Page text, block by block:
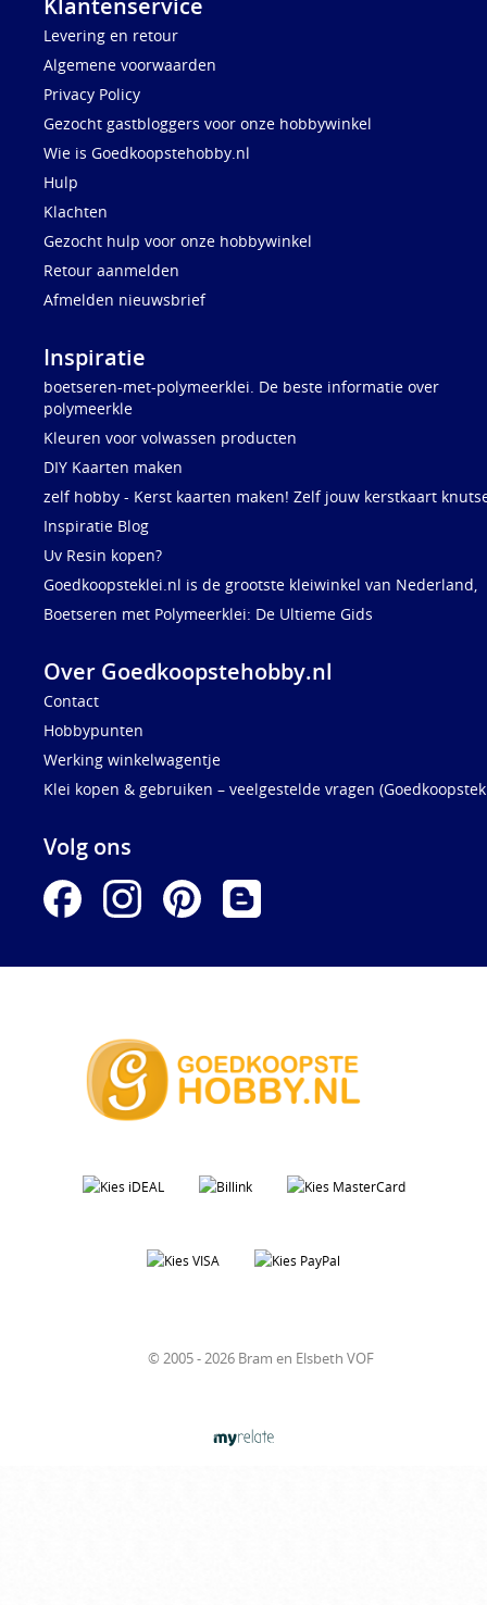
Klantenservice
Levering en retour
Algemene voorwaarden
Privacy Policy
Gezocht gastbloggers voor onze hobbywinkel
Wie is Goedkoopstehobby.nl
Hulp
Klachten
Gezocht hulp voor onze hobbywinkel
Retour aanmelden
Afmelden nieuwsbrief
Inspiratie
boetseren-met-polymeerklei. De beste informatie over
polymeerkle
Kleuren voor volwassen producten
DIY Kaarten maken
zelf hobby - Kerst kaarten maken! Zelf jouw kerstkaart
Inspiratie Blog
Uv Resin kopen?
Goedkoopsteklei.nl is de grootste kleiwinkel van Nederland,
Boetseren met Polymeerklei: De Ultieme Gids
Over Goedkoopstehobby.nl
Contact
Hobbypunten
Werking winkelwagentje
Klei kopen & gebruiken – veelgestelde vragen
Volg ons
© 2005 - 2026 Bram en Elsbeth VOF